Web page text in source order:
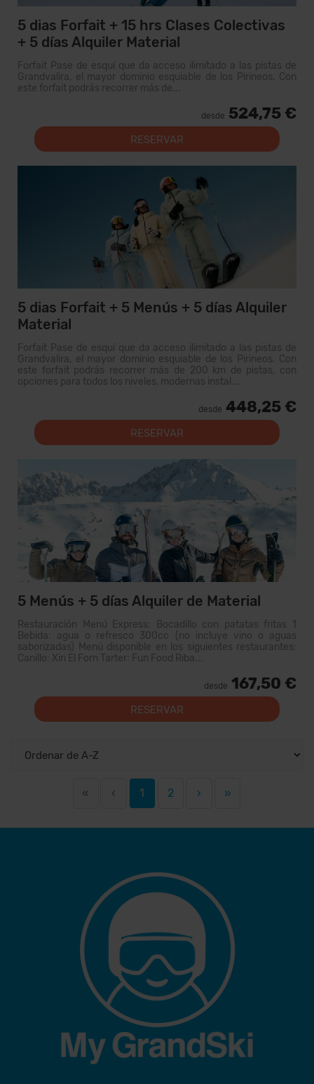
5 dias Forfait + 15 hrs Clases Colectivas
+ 5 días Alquiler Material
Forfait Pase de esquí que da acceso ilimitado a las pistas de
Grandvalira, el mayor dominio esquiable de los Pirineos. Con
este forfait podrás recorrer más de...
desde 524,75 €
RESERVAR
5 dias Forfait + 5 Menús + 5 días Alquiler
Material
Forfait Pase de esquí que da acceso ilimitado a las pistas de
Grandvalira, el mayor dominio esquiable de los Pirineos. Con
este forfait podrás recorrer más de 200 km de pistas, con
opciones para todos los niveles, modernas instal...
desde 448,25 €
RESERVAR
5 Menús + 5 días Alquiler de Material
Restauración Menú Express: Bocadillo con patatas fritas 1
Bebida: agua o refresco 300cc (no incluye vino o aguas
saborizadas) Menú disponible en los siguientes restaurantes:
Canillo: Xiri El Forn Tarter: Fun Food Riba...
desde 167,50 €
RESERVAR
« ‹ 1 2 › »